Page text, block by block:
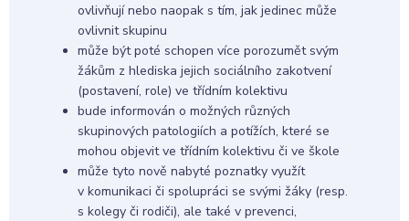
ovlivňují nebo naopak s tím, jak jedinec může
ovlivnit skupinu
může být poté schopen více porozumět svým
žákům z hlediska jejich sociálního zakotvení
(postavení, role) ve třídním kolektivu
bude informován o možných různých
skupinových patologiích a potížích, které se
mohou objevit ve třídním kolektivu či ve škole
může tyto nově nabyté poznatky využít
v komunikaci či spolupráci se svými žáky (resp.
s kolegy či rodiči), ale také v prevenci,